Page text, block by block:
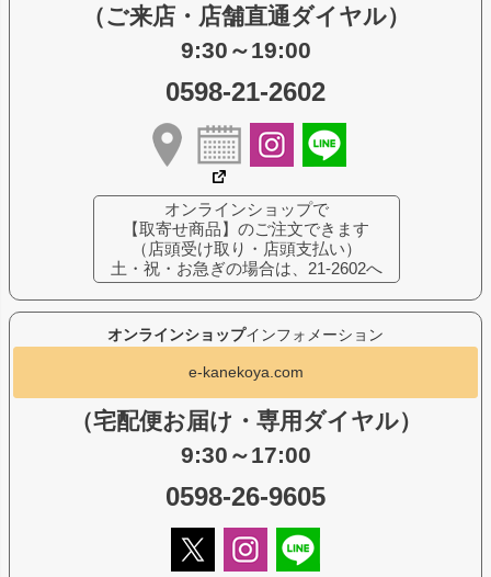
オンラインショップインフォメーション
e-kanekoya.com
（宅配便お届け・専用ダイヤル）
9:30～17:00
0598-26-9605
（ご来店・店舗直通ダイヤル）
9:30～19:00
0598-21-2602
オンラインショップで
【取寄せ商品】のご注文できます
（店頭受け取り・店頭支払い）
土・祝・お急ぎの場合は、21-2602へ